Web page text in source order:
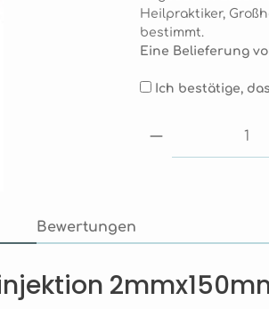
Heilpraktiker,
bestimmt.
Eine Belieferung
Ich bestätige,
Produkt
Bewertungen